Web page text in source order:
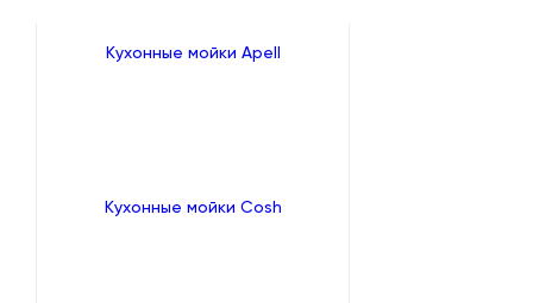
Кухонные мойки Apell
Кухонные мойки Cosh